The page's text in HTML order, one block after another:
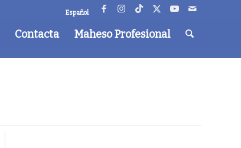
Español
Contacta Maheso Profesional